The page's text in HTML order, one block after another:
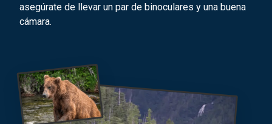
asegúrate de llevar un par de binoculares y una buena
cámara.